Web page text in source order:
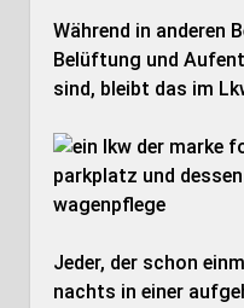
Während in anderen
Belüftung und
sind, bleibt das im
Jeder, der schon
nachts in einer